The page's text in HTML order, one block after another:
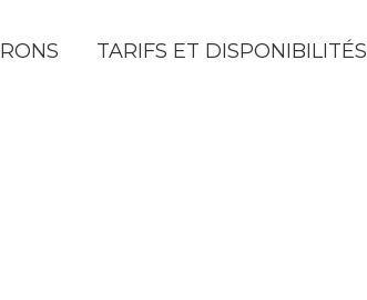
TARIFS ET DISPONIBILITÉS